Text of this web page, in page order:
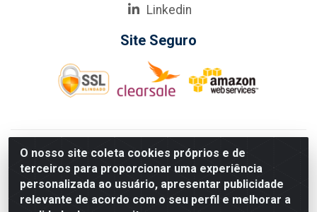
O nosso site coleta cookies próprios e de
terceiros para proporcionar uma experiência
personalizada ao usuário, apresentar publicidade
relevante de acordo com o seu perfil e melhorar a
Linkedin
Site Seguro
KarneKeijo Logistica Integrada LTDA - Rod. Br-101 Sul, nº3700
- Barro, Recife/PE, 50900-400 CNPJ: 24.150.377/0001-95
Estados atendidos pela KarneKeijo: PE, PB e RN.